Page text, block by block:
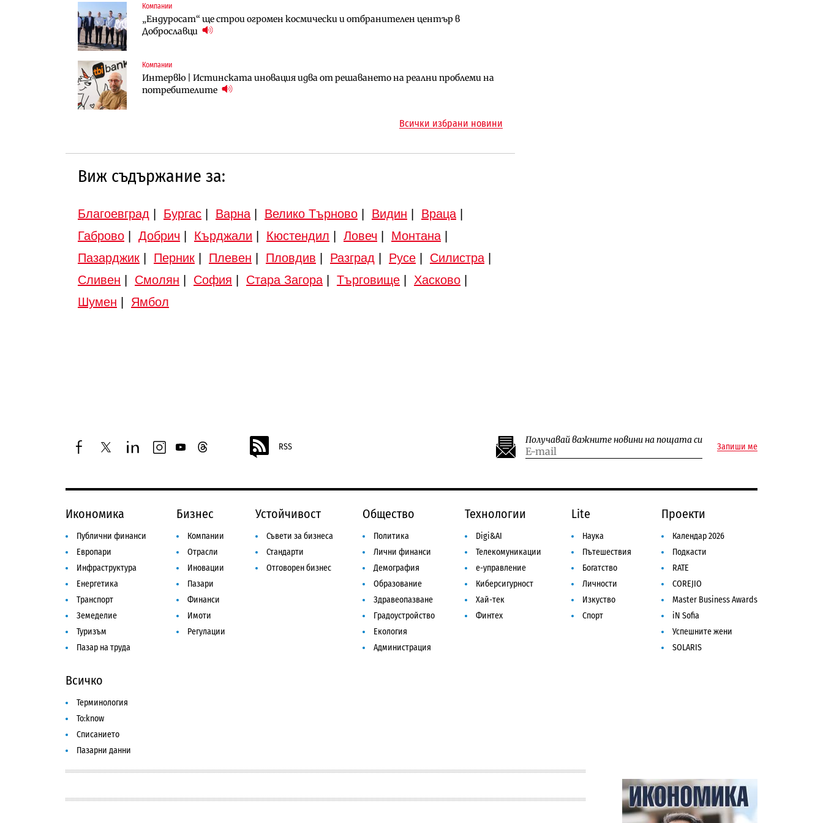
Компании
„Ендуросат“ ще строи огромен космически и отбранителен център в
Доброславци
Компании
Интервю | Истинската иновация идва от решаването на реални проблеми на
потребителите
Компании
„Хювефарма“ подписа договор за придобиване на Euroapi Italy
Инфраструктура
АПИ възложи промяната на парцеларния план за магистралата Русе – Велико
Търново
Публични финанси
След 20 години застой: Данъчните оценки на имотите може да бъдат
вдигнати
Инфраструктура
Вторият мост над Варненското езеро става част от бъдещата магистрала
„Черно море“
Всички избрани новини
Виж съдържание за:
Благоевград | Бургас | Варна | Велико Търново | Видин | Враца |
Габрово | Добрич | Кърджали | Кюстендил | Ловеч | Монтана |
Пазарджик | Перник | Плевен | Пловдив | Разград | Русе | Силистра |
Сливен | Смолян | София | Стара Загора | Търговище | Хасково |
Шумен | Ямбол
facebooktwitterlinkedininstagram
youtubethreads RSS
Получавай важните новини на пощата си
Запиши ме
Икономика
Публични финанси
Европари
Инфраструктура
Енергетика
Транспорт
Земеделие
Туризъм
Пазар на труда
Бизнес
Компании
Отрасли
Иновации
Пазари
Финанси
Имоти
Регулации
Устойчивост
Съвети за бизнеса
Стандарти
Отговорен бизнес
Общество
Политика
Лични финанси
Демография
Образование
Здравеопазване
Градоустройство
Екология
Администрация
Технологии
Digi&AI
Телекомуникации
е-управление
Киберсигурност
Хай-тек
Финтех
Lite
Наука
Пътешествия
Богатство
Личности
Изкуство
Спорт
Проекти
Календар 2026
Подкасти
RATE
COREJIO
Master Business Awards
iN Sofia
Успешните жени
SOLARIS
Всичко
Терминология
To:know
Списанието
Пазарни данни